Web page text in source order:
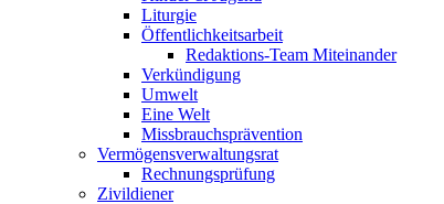
Liturgie
Öffentlichkeitsarbeit
Redaktions-Team Miteinander
Verkündigung
Umwelt
Eine Welt
Missbrauchsprävention
Vermögensverwaltungsrat
Rechnungsprüfung
Zivildiener